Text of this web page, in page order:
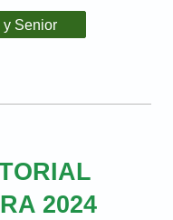
y Senior
2024